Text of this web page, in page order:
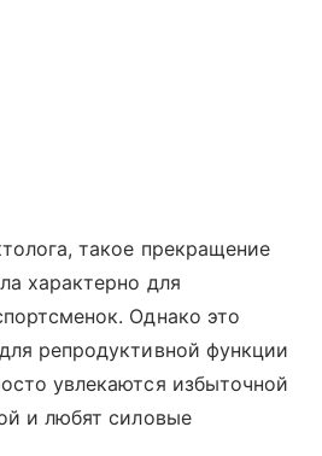
такое прекращение
характерно для
Однако это
репродуктивной функции
увлекаются избыточной
и любят силовые